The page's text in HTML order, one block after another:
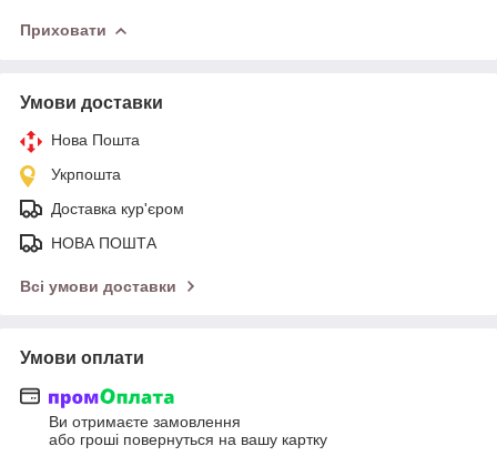
Приховати
Умови доставки
Нова Пошта
Укрпошта
Доставка кур'єром
НОВА ПОШТА
Всі умови доставки
Умови оплати
Ви отримаєте замовлення
або гроші повернуться на вашу картку